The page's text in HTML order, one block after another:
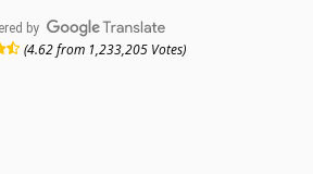
by
(4.62 from 1,233,205 Votes)